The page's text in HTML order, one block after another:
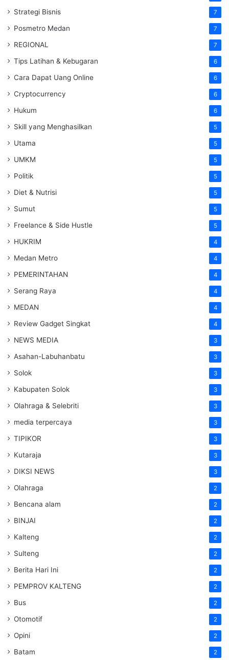
Strategi Bisnis 7
Posmetro Medan 7
REGIONAL 7
Tips Latihan & Kebugaran 6
Cara Dapat Uang Online 6
Cryptocurrency 6
Hukum 6
Skill yang Menghasilkan 5
Utama 5
UMKM 5
Politik 5
Diet & Nutrisi 5
Sumut 5
Freelance & Side Hustle 5
HUKRIM 4
Medan Metro 4
PEMERINTAHAN 4
Serang Raya 4
MEDAN 4
Review Gadget Singkat 4
NEWS MEDIA 3
Asahan-Labuhanbatu 3
Solok 3
Kabupaten Solok 3
Olahraga & Selebriti 3
media terpercaya 3
TIPIKOR 3
Kutaraja 3
DIKSI NEWS 3
Olahraga 2
Bencana alam 2
BINJAI 2
Kalteng 2
Sulteng 2
Berita Hari Ini 2
PEMPROV KALTENG 2
Bus 2
Otomotif 2
Opini 2
Batam 2